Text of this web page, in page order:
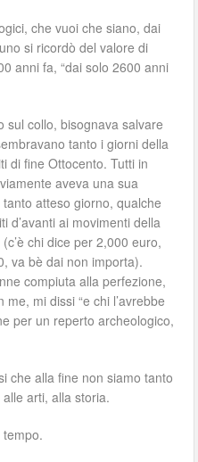
che vuoi che siano, dai
si ricordò del valore di
anni fa, “dai solo 2600 anni
sul collo, bisognava salvare
tanto i giorni della
di fine Ottocento. Tutti in
aveva una sua
atteso giorno, qualche
d’avanti ai movimenti della
chi dice per 2,000 euro,
va bè dai non importa).
compiuta alla perfezione,
me, mi dissi “e chi l’avrebbe
per un reperto archeologico,
che alla fine non siamo tanto
arti, alla storia.